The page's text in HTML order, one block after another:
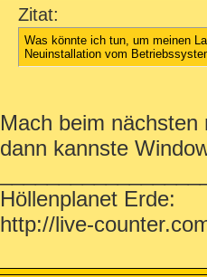
Zitat:
Was könnte ich tun, um meinen
Neuinstallation vom
Mach beim
dann kannste
Höllenplanet Erde:
http://live-